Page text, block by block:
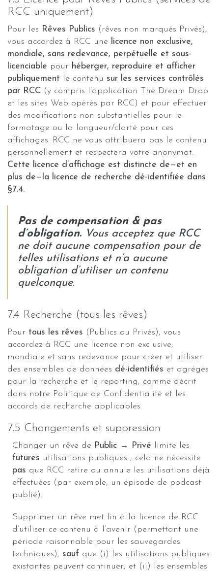
RCC uniquement)
Pour les Rêves Publics (rêves non marqués Privés),
vous accordez à RCC une licence non exclusive,
mondiale, sans redevance, perpétuelle et sous-
licenciable pour héberger, reproduire et afficher
publiquement le contenu sur les services contrôlés
par RCC (y compris l’application The Dream Drop
et les sites Web opérés par RCC) et pour effectuer
des modifications non substantielles pour le
formatage ou la longueur/clarté pour ces
affichages. RCC ne vous attribuera pas le contenu
personnellement et respectera votre anonymat.
Cette licence d’affichage est distincte de—et en
plus de—la licence de recherche dé-identifiée dans
§7.4.
Pas de compensation & pas
d’obligation. Vous acceptez que RCC
ne doit aucune compensation pour de
telles utilisations et n’a aucune
obligation d’utiliser un contenu
quelconque.
7.4 Recherche (tous les rêves)
Pour tous les rêves (Publics ou Privés), vous
accordez à RCC une licence non exclusive,
mondiale et sans redevance pour créer et utiliser
des ensembles de données dé-identifiés et agrégés
pour la recherche et le reporting, comme décrit
dans notre Politique de Confidentialité et les
accords de recherche applicables.
7.5 Changements et suppression
Changer un rêve de Public → Privé limite les
futures utilisations publiques ; cela ne nécessite
pas que RCC retire ou annule les utilisations déjà
effectuées (par exemple, un épisode de podcast
publié).
Supprimer un rêve met fin à la licence de RCC
d’utiliser ce contenu à l’avenir (permettant une
période raisonnable pour les sauvegardes
techniques), sauf que (i) les utilisations publiques
existantes peuvent continuer, et (ii) les ensembles